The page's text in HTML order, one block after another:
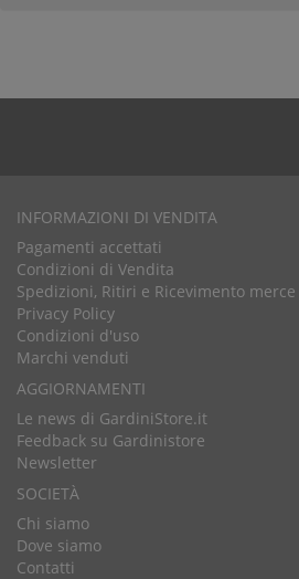
INFORMAZIONI DI VENDITA
Pagamenti accettati
Condizioni di Vendita
Spedizioni, Ritiri e Ricevimento merce
Privacy Policy
Condizioni d'uso
Marchi venduti
AGGIORNAMENTI
Le news di GardiniStore.it
Feedback su Gardinistore
Newsletter
SOCIETÀ
Chi siamo
Dove siamo
Contatti